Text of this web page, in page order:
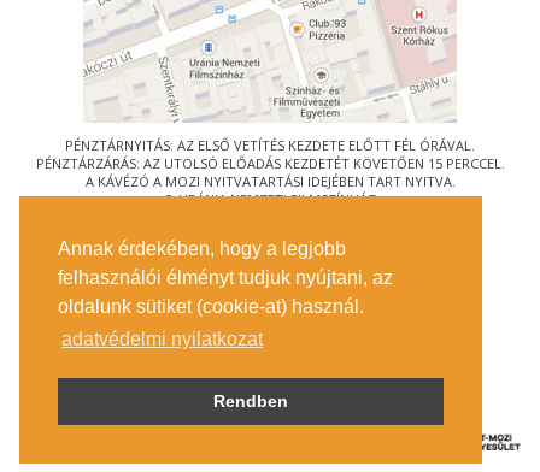
Annak érdekében, hogy a legjobb
felhasználói élményt tudjuk nyújtani, az
oldalunk sütiket (cookie-at) használ.
adatvédelmi nyilatkozat
Rendben
PÉNZTÁRNYITÁS: AZ ELSŐ VETÍTÉS KEZDETE ELŐTT FÉL ÓRÁVAL.
PÉNZTÁRZÁRÁS: AZ UTOLSÓ ELŐADÁS KEZDETÉT KÖVETŐEN 15 PERCCEL.
A KÁVÉZÓ A MOZI NYITVATARTÁSI IDEJÉBEN TART NYITVA.
© URÁNIA NEMZETI FILMSZÍNHÁZ
1088 BUDAPEST, RÁKÓCZI ÚT 21.
MEGKÖZELÍTÉS
JEGYINFORMÁCIÓ
ÍRJON NEKÜNK!
KÖZÉRDEKŰ ADATOK